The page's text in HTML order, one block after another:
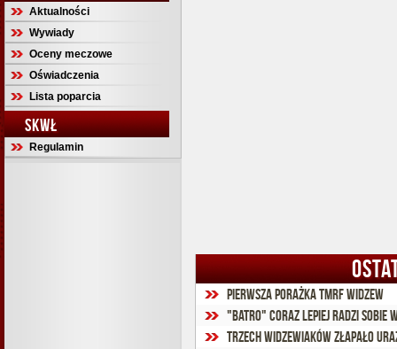
Aktualności
Wywiady
Oceny meczowe
Oświadczenia
Lista poparcia
SKWŁ
Regulamin
Pierwsza porażka TMRF Widzew
"Batro" coraz lepiej radzi sobie
Trzech widzewiaków złapało